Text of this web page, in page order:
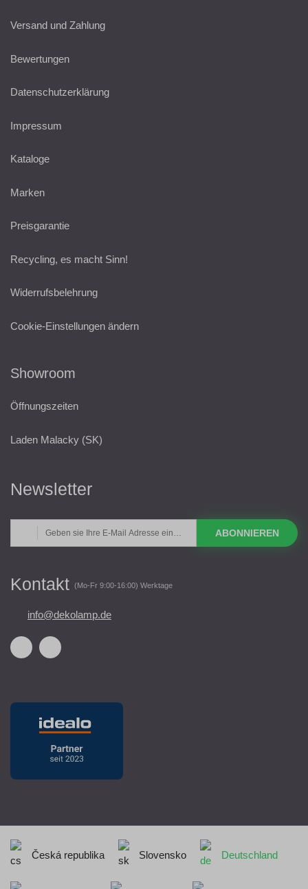
Versand und Zahlung
Bewertungen
Datenschutzerklärung
Impressum
Kataloge
Marken
Preisgarantie
Recycling, es macht Sinn!
Widerrufsbelehrung
Cookie-Einstellungen ändern
Showroom
Öffnungszeiten
Laden Malacky (SK)
Newsletter
ABONNIEREN
Kontakt (Mo-Fr 9:00-16:00) Werktage
info@dekolamp.de
Česká republika Slovensko Deutschland